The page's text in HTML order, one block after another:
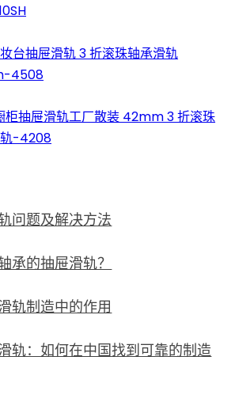
台抽屉滑轨 3 折滚珠轴承滑轨
4508
柜抽屉滑轨工厂散装 42mm 3 折滚珠
-4208
问题及解决方法
承的抽屉滑轨？
轨制造中的作用
轨：如何在中国找到可靠的制造